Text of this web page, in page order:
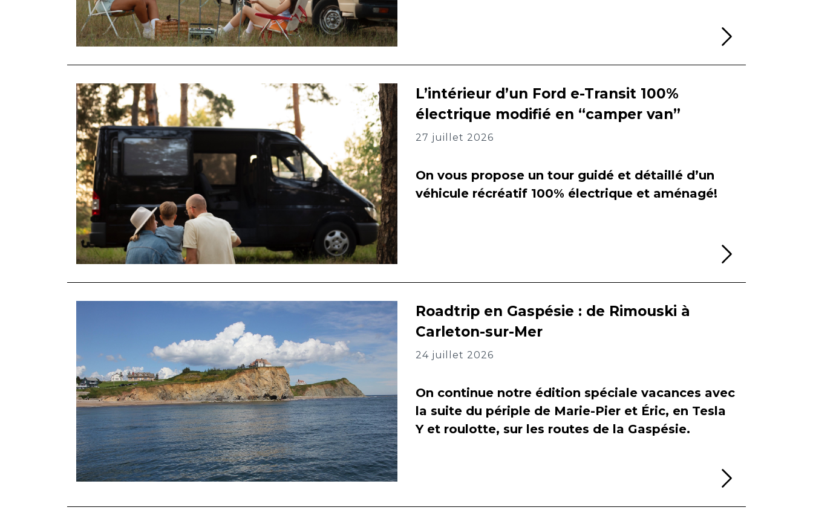
L’intérieur d’un Ford e-Transit 100%
électrique modifié en “camper van”
27 juillet 2026
On vous propose un tour guidé et détaillé d’un
véhicule récréatif 100% électrique et aménagé!
Roadtrip en Gaspésie : de Rimouski à
Carleton-sur-Mer
24 juillet 2026
On continue notre édition spéciale vacances avec
la suite du périple de Marie-Pier et Éric, en Tesla
Y et roulotte, sur les routes de la Gaspésie.